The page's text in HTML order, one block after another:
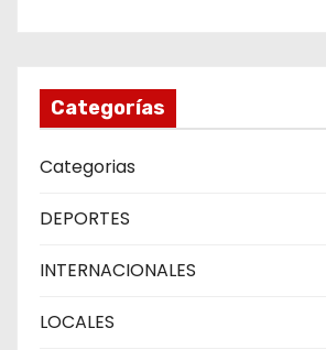
Categorías
Categorias
DEPORTES
INTERNACIONALES
LOCALES